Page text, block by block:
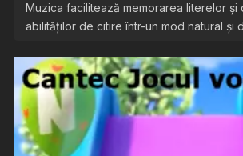
Muzica facilitează memorarea literelor și
abilităților de citire într-un mod natural și